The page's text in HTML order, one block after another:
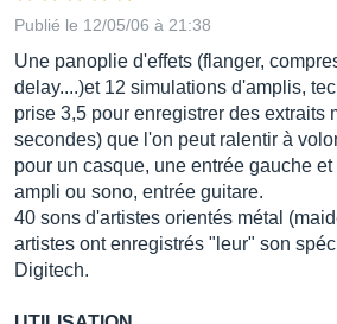
Publié le 12/05/06 à 21:38
Une panoplie d'effets (flanger,
delay....)et 12 simulations d'amplis,
prise 3,5 pour enregistrer des extraits
secondes) que l'on peut ralentir à
pour un casque, une entrée gauche
ampli ou sono, entrée guitare.
40 sons d'artistes orientés métal
artistes ont enregistrés "leur" son
Digitech.